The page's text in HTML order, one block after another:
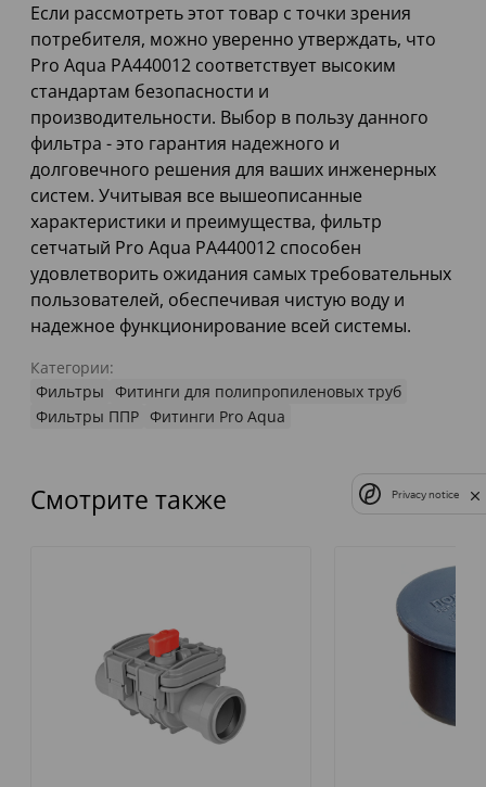
Если рассмотреть этот товар с точки зрения
потребителя, можно уверенно утверждать, что
Pro Aqua PA440012 соответствует высоким
стандартам безопасности и
производительности. Выбор в пользу данного
фильтра - это гарантия надежного и
долговечного решения для ваших инженерных
систем. Учитывая все вышеописанные
характеристики и преимущества, фильтр
сетчатый Pro Aqua PA440012 способен
удовлетворить ожидания самых требовательных
пользователей, обеспечивая чистую воду и
надежное функционирование всей системы.
Категории:
Фильтры Фитинги для полипропиленовых труб
Фильтры ППР Фитинги Pro Aqua
Смотрите также Privacy notice